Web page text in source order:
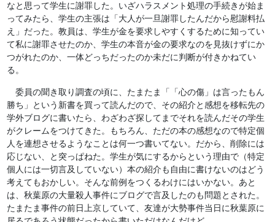
なと思って学生に謝罪した。いざハラスメント処理の手続きが始ま
ってみたら、学生の主張は「大人が一旦謝罪したんだから慰謝料払
え」だった。教員は、学生が金を要求しやすくするために知ってい
て私に謝罪させたのか、学生の本音が金の要求なのを見抜けずにか
つがれたのか、一体どっちだったのか未だに判断が付きかねてい
る。
委員の聞き取り調査の頃に、たまたま「「心の傷」は言ったもん
勝ち」という新書を買って読んだので、その紹介と感想を移転先の
学外ブログに書いたら、わざわざ探してまでそれを読んだその学生
がクレームをつけてきた。もちろん、ただの本の感想なので特定個
人を連想させるようなことは何一つ書いてない。だから、削除には
応じない、と突っぱねた。学生が気にするからという理由で（特定
個人には一切言及していない）本の紹介も自由に書けないのはどう
考えてもおかしい。そんな前例をつくるわけにはいかない。あと
は、秋葉原の大量殺人事件にブログで言及したのも問題とされた。
たまたま事件の前日上京していて、友達が大勢事件当日に秋葉原に